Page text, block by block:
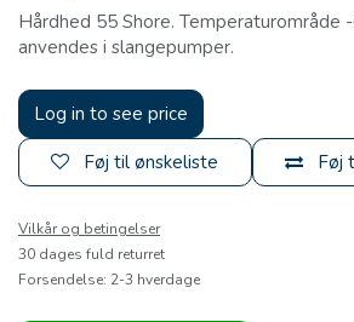
Hårdhed 55 Shore. Temperaturområde
anvendes i slangepumper.
Log in to see price
Føj
Føj til ønskeliste
Vilkår og betingelser
30 dages fuld returret
Forsendelse: 2-3 hverdage